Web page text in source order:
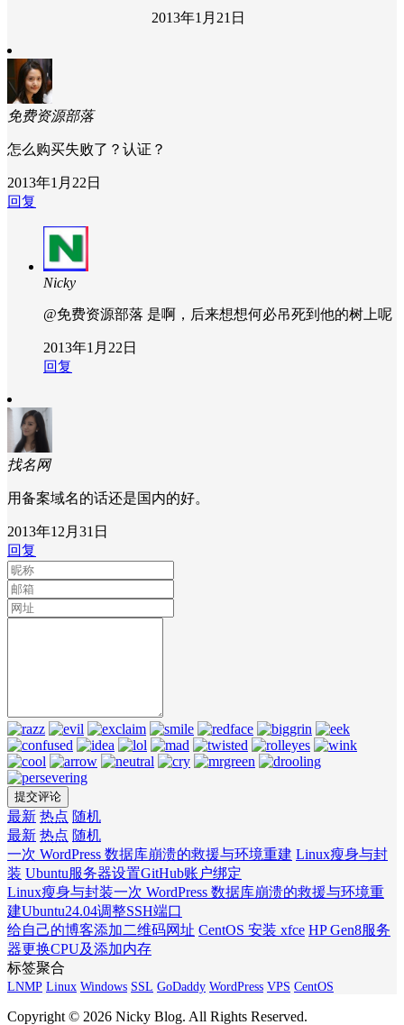
2013年1月21日
免费资源部落
怎么购买失败了？认证？
2013年1月22日
回复
Nicky
@免费资源部落 是啊，后来想想何必吊死到他的树上呢
2013年1月22日
回复
找名网
用备案域名的话还是国内的好。
2013年12月31日
回复
最新 热点 随机
最新 热点 随机
一次 WordPress 数据库崩溃的救援与环境重建 Linux瘦身与封
装 Ubuntu服务器设置GitHub账户绑定
Linux瘦身与封装一次 WordPress 数据库崩溃的救援与环境重
建Ubuntu24.04调整SSH端口
给自己的博客添加二维码网址 CentOS 安装 xfce HP Gen8服务
器更换CPU及添加内存
标签聚合
LNMP Linux Windows SSL GoDaddy WordPress VPS CentOS
Copyright © 2026 Nicky Blog. All Rights Reserved.